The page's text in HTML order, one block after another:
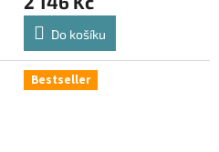
Do košíku
Bestseller